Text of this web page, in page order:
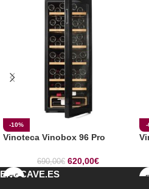
-10%
Vinoteca Vinobox 96 Pro
690,00€ 620,00€
-
ENOCAVE.ES